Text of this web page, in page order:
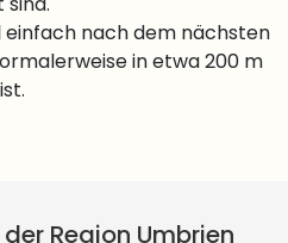
einfach nach dem nächsten
in etwa 200 m
Region Umbrien